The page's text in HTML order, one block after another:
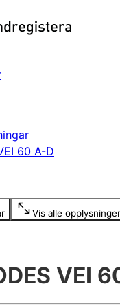
60 A-D
Vis alle opplysninger
VEI